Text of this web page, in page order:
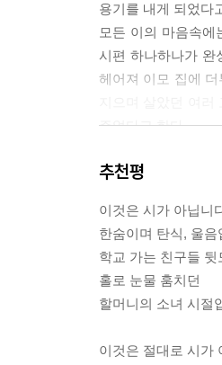
학교에 나는 안 갔는
여덟 살에서 아홉
--- 「면장 집 딸만
내 일 중에 하나였어
몸이 작았는데 어렸
물동이를 지고 십 리
십 리를 걸어왔어
힘들어도 내 일이니까
해야 했어 살아야 하
--- 「고달픈 나의 삶
용기를 내게 되었다
모든 이의 마음속
시편 하나하나가 완
헤어져 이모 집에
주었다고 한다.
‘그 안에 있는 시인
『자꾸자꾸 사람이
시가 되는 순간들
노래가 궁금해지는
못 배운 설움이 삶의
추천평
이것은 시가 아닙니
한숨이며 탄식, 울음
학교 가는 친구들 뒷
홀로 눈물 훔치던
할머니의 소녀 시절
이것은 절대로 시가